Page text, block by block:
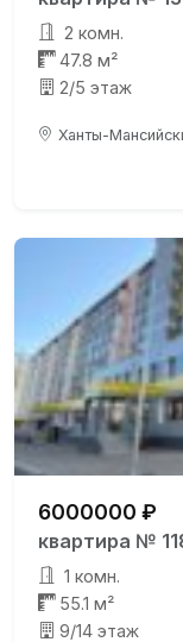
2 комн.
47.8 м²
2/5 этаж
Ханты-
6000000 ₽
квартира №
1 комн.
55.1 м²
9/14 этаж